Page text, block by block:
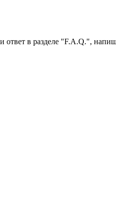
в разделе "F.A.Q.",